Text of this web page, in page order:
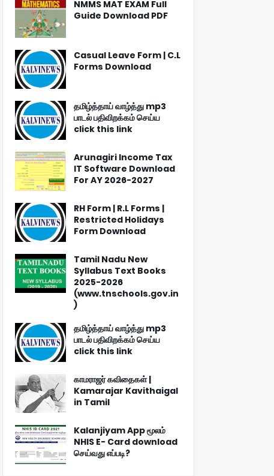
NMMS MAT EXAM Full
Guide Download PDF
Casual Leave Form | C.L
Forms Download
தமிழ்த்தாய் வாழ்த்து mp3
பாடல் பதிவிறக்கம் செய்ய
click this link
Arunagiri Income Tax
IT Software Download
For AY 2026-2027
RH Form | R.L Forms |
Restricted Holidays
Form Download
Tamil Nadu New
Syllabus Text Books
2025-2026
(www.tnschools.gov.in
)
தமிழ்த்தாய் வாழ்த்து mp3
பாடல் பதிவிறக்கம் செய்ய
click this link
காமராஜர் கவிதைகள் |
Kamarajar Kavithaigal
in Tamil
Kalanjiyam App மூலம்
NHIS E- Card download
செய்வது எப்படி?